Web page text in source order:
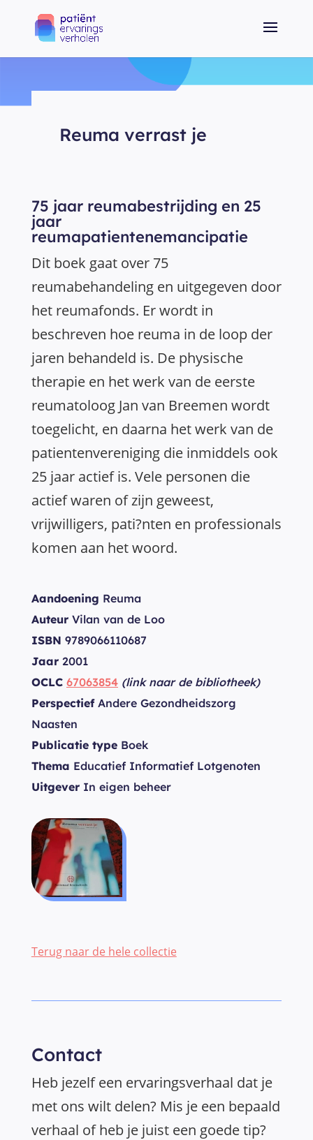
Reuma verrast je
75 jaar reumabestrijding en 25
jaar
reumapatientenemancipatie
Dit boek gaat over 75
reumabehandeling en uitgegeven door
het reumafonds. Er wordt in
beschreven hoe reuma in de loop der
jaren behandeld is. De physische
therapie en het werk van de eerste
reumatoloog Jan van Breemen wordt
toegelicht, en daarna het werk van de
patientenvereniging die inmiddels ook
25 jaar actief is. Vele personen die
actief waren of zijn geweest,
vrijwilligers, pati?nten en professionals
komen aan het woord.
Aandoening Reuma
Auteur Vilan van de Loo
ISBN 9789066110687
Jaar 2001
OCLC 67063854 (link naar de bibliotheek)
PerspectiefAndere Gezondheidszorg
Naasten
Publicatie type Boek
Thema Educatief Informatief Lotgenoten
Uitgever In eigen beheer
Terug naar de hele collectie
Contact
Heb jezelf een ervaringsverhaal dat je
met ons wilt delen? Mis je een bepaald
verhaal of heb je juist een goede tip?